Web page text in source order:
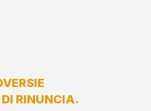
RINUNCIA.